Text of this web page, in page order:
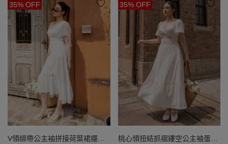
35% OFF
V領綁帶公主袖拼接荷葉裙擺長
35% OFF
桃心領扭結抓褶鏤空公主袖蛋糕